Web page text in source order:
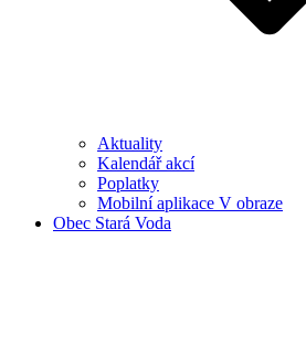
Aktuality
Kalendář akcí
Poplatky
Mobilní aplikace V obraze
Obec Stará Voda